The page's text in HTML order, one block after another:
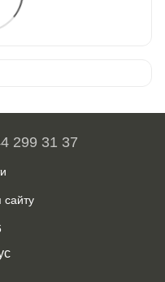
299 31 37
сайту